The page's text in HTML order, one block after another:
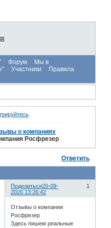
Форум
Мы в
Участники
Правила
.
о компаниях
Росфрезер
Ответить
Поделиться 1
20-09-
2020 13:26:42
Отзывы о компании
Росфрезер
Здесь пишем реальные